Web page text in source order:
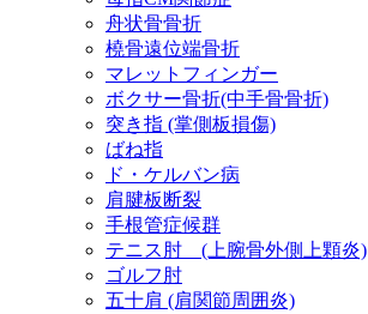
舟状骨骨折
橈骨遠位端骨折
マレットフィンガー
ボクサー骨折(中手骨骨折)
突き指 (掌側板損傷)
ばね指
ド・ケルバン病
肩腱板断裂
手根管症候群
テニス肘 (上腕骨外側上顆炎)
ゴルフ肘
五十肩 (肩関節周囲炎)